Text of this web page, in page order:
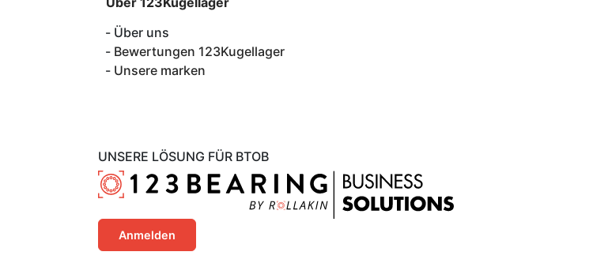
UNSERE LÖSUNG FÜR BTOB
Anmelden
Über uns
Bewertungen 123Kugellager
Unsere marken